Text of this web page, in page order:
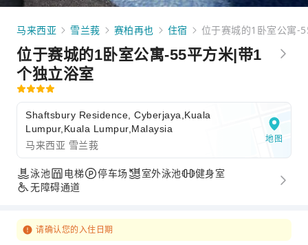
马来西亚 雪兰莪 赛柏再也 住宿 位于赛城的1卧室公寓-
位于赛城的1卧室公寓-55平方米|带1
个独立浴室
Shaftsbury Residence, Cyberjaya,Kuala
Lumpur,Kuala Lumpur,Malaysia
马来西亚 雪兰莪
地图
泳池 电梯 停车场 室外泳池
健身室
无障碍通道
请确认您的入住日期